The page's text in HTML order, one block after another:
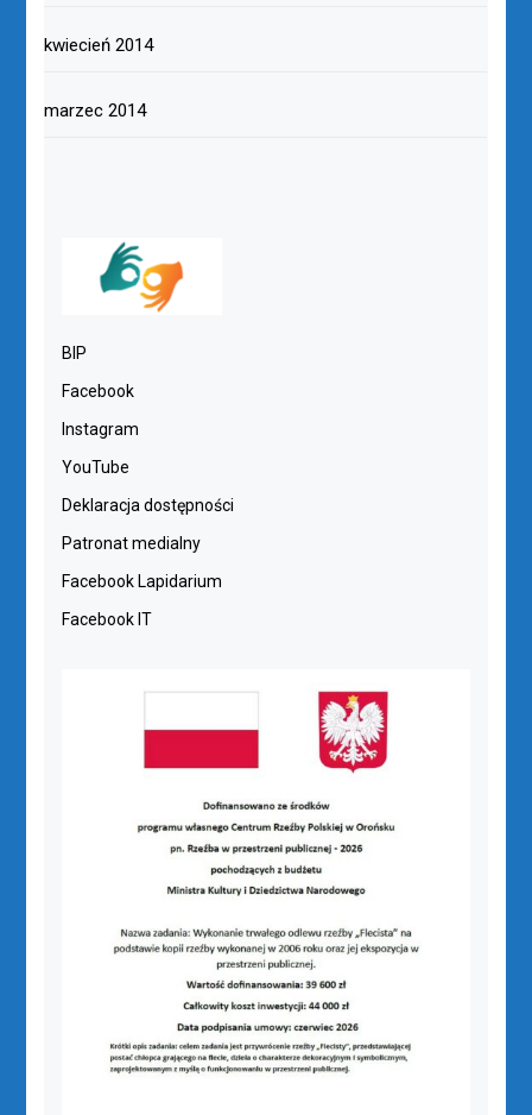
kwiecień 2014
marzec 2014
BIP
Facebook
Instagram
YouTube
Deklaracja dostępności
Patronat medialny
Facebook Lapidarium
Facebook IT